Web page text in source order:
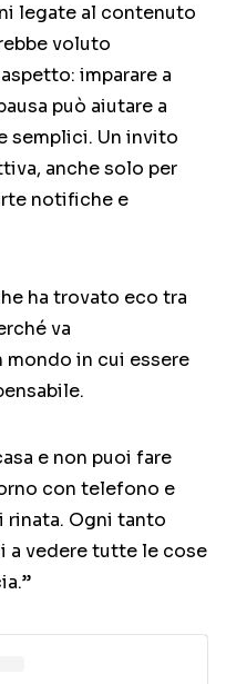
legate al contenuto
voluto
imparare a
può aiutare a
semplici. Un invito
anche solo per
notifiche e
ha trovato eco tra
va
in cui essere
e non puoi fare
con telefono e
Ogni tanto
a vedere tutte le cose